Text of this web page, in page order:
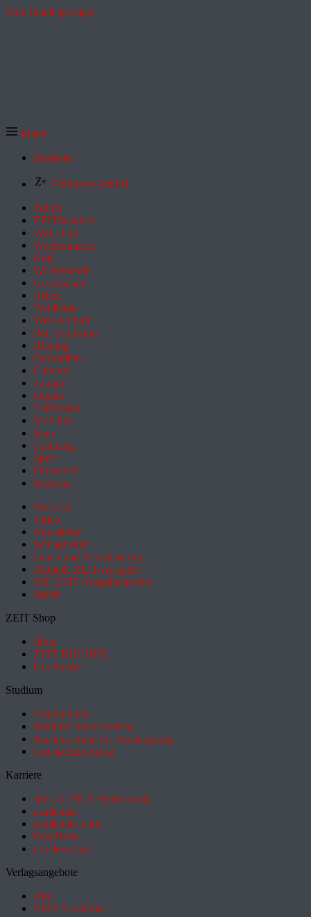
Zum Inhalt springen
Menü
Startseite
Exklusive Artikel
Politik
ZEITmagazin
Wirtschaft
Wochenmarkt
Geld
Wochenende
Gesellschaft
Arbeit
Feuilleton
Wissenschaft
Pol. Feuilleton
Bildung
Gesundheit
Campus
Familie
Digital
Entdecken
Mobilität
Sinn
Hamburg
Sport
Österreich
Schweiz
Podcasts
Video
Newsletter
Schlagzeilen
Daten und Visualisierung
Aktuelle ZEIT-Ausgabe
DIE ZEIT Ausgabenarchiv
Spiele
ZEIT Shop
Shop
ZEIT BÜCHER
Geschenke
Studium
HeyStudium
Studium-Interessentest
Suchmaschine für Studiengänge
Hochschulranking
Karriere
Jobs im ZEIT Stellenmarkt
academics
academics.com
GoodJobs
e-fellows.net
Verlagsangebote
Abo
ZEIT Akademie